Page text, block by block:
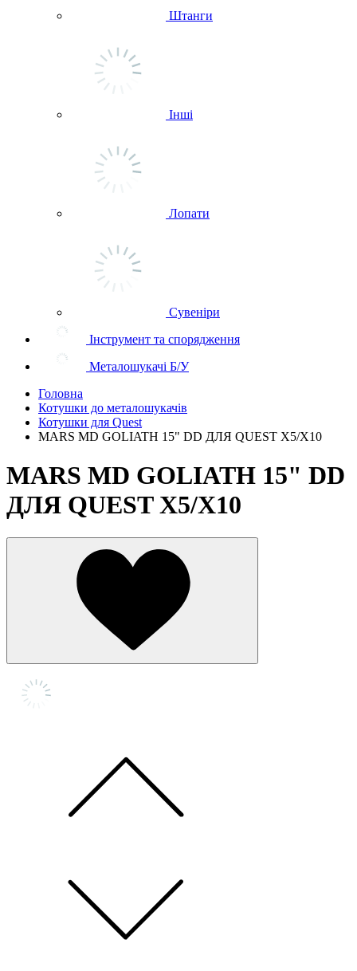
Штанги
Інші
Лопати
Сувеніри
Інструмент та спорядження
Металошукачі Б/У
Головна
Котушки до металошукачів
Котушки для Quest
MARS MD GOLIATH 15" DD ДЛЯ QUEST X5/X10
MARS MD GOLIATH 15" DD
ДЛЯ QUEST X5/X10